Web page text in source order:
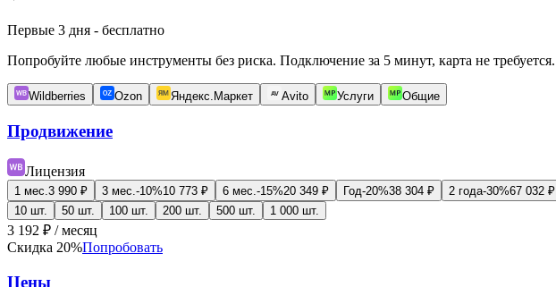
Первые 3 дня - бесплатно
Попробуйте любые инструменты без риска. Подключение за 5 минут, карта не требуется.
Wildberries Ozon Яндекс.Маркет AV Avito Услуги Общие
Продвижение
Лицензия
1 мес.3 990 ₽ 3 мес.-10%10 773 ₽ 6 мес.-15%20 349 ₽ Год-20%38 304 ₽ 2 года-30%67 032 ₽
10 шт. 50 шт. 100 шт. 200 шт. 500 шт. 1 000 шт.
3 192 ₽ / месяц
Скидка 20%Попробовать
Цены